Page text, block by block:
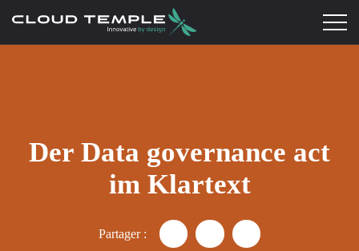
Der Data governance act
im Klartext
Partager : Partager "Data Governance
Partager "Data
Partager "Data